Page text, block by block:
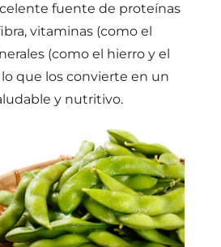
fuente de proteínas
vitaminas (como el
(como el hierro y el
que los convierte en un
y nutritivo.